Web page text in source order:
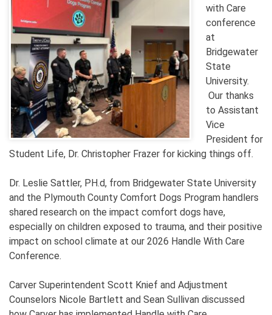
with Care
conference
at
Bridgewater
State
University.
Our thanks
to Assistant
Vice
President for
Student Life, Dr. Christopher Frazer for kicking things off.
Dr. Leslie Sattler, PH.d, from Bridgewater State University
and the Plymouth County Comfort Dogs Program handlers
shared research on the impact comfort dogs have,
especially on children exposed to trauma, and their positive
impact on school climate at our 2026 Handle With Care
Conference.
Carver Superintendent Scott Knief and Adjustment
Counselors Nicole Bartlett and Sean Sullivan discussed